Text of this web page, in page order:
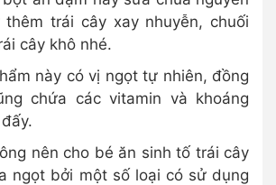
trái cây xay nhuyễn, chuối
cây khô nhé.
này có vị ngọt tự nhiên, đồng
chứa các vitamin và khoáng
nên cho bé ăn sinh tố trái cây
ngọt bởi một số loại có sử dụng